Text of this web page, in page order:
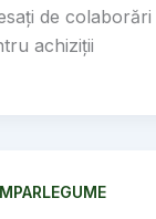
de colaborări
achiziții